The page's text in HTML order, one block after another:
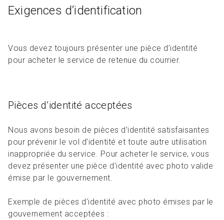
Exigences d’identification
Vous devez toujours présenter une pièce d’identité
pour acheter le service de retenue du courrier.
Pièces d’identité acceptées
Nous avons besoin de pièces d’identité satisfaisantes
pour prévenir le vol d’identité et toute autre utilisation
inappropriée du service. Pour acheter le service, vous
devez présenter une pièce d’identité avec photo valide
émise par le gouvernement.
Exemple de pièces d’identité avec photo émises par le
gouvernement acceptées :